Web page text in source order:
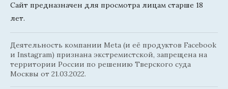
Сайт предназначен для просмотра лицам старше 18
лет.
Деятельность компании Meta (и её продуктов Facebook
и Instagram) признана экстремистской, запрещена на
территории России по решению Тверского суда
Москвы от 21.03.2022.